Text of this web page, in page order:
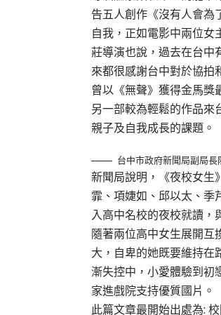
告五人創作《沒有人會為
自我，正如電影中兩位女
莊導演也說，過去在台中
來都很感謝台中對於協拍
曾以《無聲》獲得金馬獎
另一部較為輕鬆的作品來
親子及自我成長的課題。
台中市政府新聞局副局長
新聞局說明，《夜校女生
霏、項婕如、邱以太、季
入高中名校的夜校就讀，
隨著兩位高中女生展開互
大，自卑的她既要維持在
漸失控中，小愛體驗到初
家進戲院支持優質國片。
此篇文章最開始出處為: